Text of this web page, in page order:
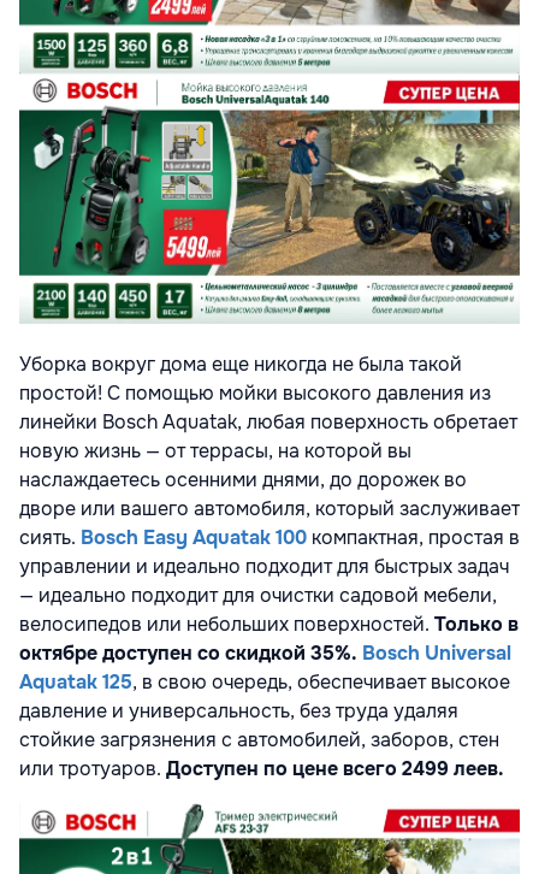
Уборка вокруг дома еще никогда не была такой
простой! С помощью мойки высокого давления из
линейки Bosch Aquatak, любая поверхность обретает
новую жизнь — от террасы, на которой вы
наслаждаетесь осенними днями, до дорожек во
дворе или вашего автомобиля, который заслуживает
сиять. Bosch Easy Aquatak 100 компактная, простая в
управлении и идеально подходит для быстрых задач
— идеально подходит для очистки садовой мебели,
велосипедов или небольших поверхностей. Только в
октябре доступен со скидкой 35%. Bosch Universal
Aquatak 125, в свою очередь, обеспечивает высокое
давление и универсальность, без труда удаляя
стойкие загрязнения с автомобилей, заборов, стен
или тротуаров. Доступен по цене всего 2499 леев.